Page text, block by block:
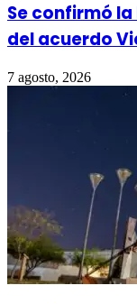
Se confirmó
del acuerdo
7 agosto, 2026